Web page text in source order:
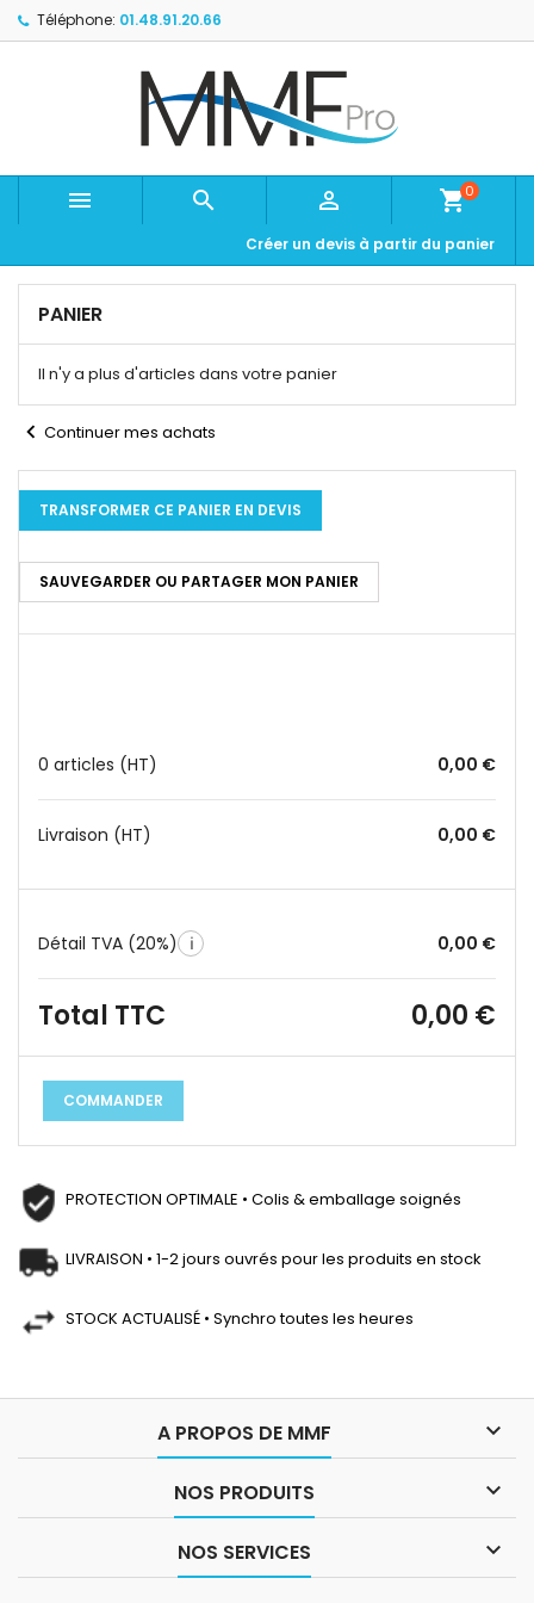
Téléphone: 01.48.91.20.66
   shopping_cart0
Créer un devis à partir du panier
PANIER
Il n'y a plus d'articles dans votre panier
chevron_left Continuer mes achats
TRANSFORMER CE PANIER EN DEVIS
SAUVEGARDER OU PARTAGER MON PANIER
0 articles (HT) 0,00 €
Livraison (HT) 0,00 €
Détail TVA (20%) ℹ 0,00 €
Total TTC 0,00 €
COMMANDER
PROTECTION OPTIMALE • Colis & emballage soignés
LIVRAISON • 1-2 jours ouvrés pour les produits en stock
STOCK ACTUALISÉ • Synchro toutes les heures
A PROPOS DE MMF 
NOS PRODUITS 
NOS SERVICES 